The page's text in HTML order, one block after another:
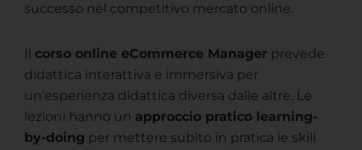
successo nel competitivo mercato online.
Il corso online eCommerce Manager prevede
didattica interattiva e immersiva per
un’esperienza didattica diversa dalle altre. Le
lezioni hanno un approccio pratico learning-
by-doing per mettere subito in pratica le skill